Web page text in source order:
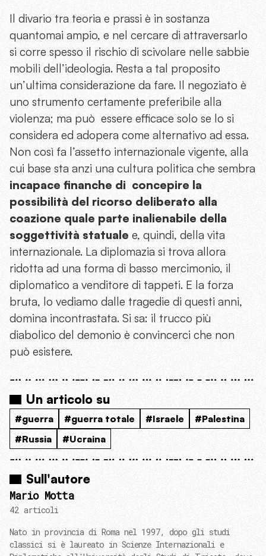
Il divario tra teoria e prassi è in sostanza
quantomai ampio, e nel cercare di attraversarlo
si corre spesso il rischio di scivolare nelle sabbie
mobili dell’ideologia. Resta a tal proposito
un’ultima considerazione da fare. Il negoziato è
uno strumento certamente preferibile alla
violenza; ma può essere efficace solo se lo si
considera ed adopera come alternativo ad essa.
Non così fa l’assetto internazionale vigente, alla
cui base sta anzi una cultura politica che sembra
incapace finanche di concepire la
possibilità del ricorso deliberato alla
coazione quale parte inalienabile della
soggettività statuale e, quindi, della vita
internazionale. La diplomazia si trova allora
ridotta ad una forma di basso mercimonio, il
diplomatico a venditore di tappeti. E la forza
bruta, lo vediamo dalle tragedie di questi anni,
domina incontrastata. Si sa: il trucco più
diabolico del demonio è convincerci che non
può esistere.
Un articolo su
#guerra #guerra totale #Israele
#Palestina
#Russia
#Ucraina
Sull'autore
Mario Motta
42 articoli
Nato in provincia di Roma nel 1997, dopo gli studi
classici si è laureato in Scienze Internazionali e